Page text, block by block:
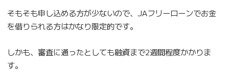
そもそも申し込める方が少ないので、JAフリーローンでお金
を借りられる方はかなり限定的です。
しかも、審査に通ったとしても融資まで2週間程度かかりま
す。